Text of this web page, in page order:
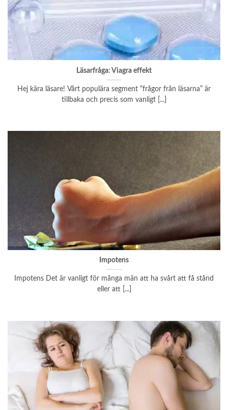
Läsarfråga: Viagra effekt
Hej kära läsare! Vårt populära segment “frågor från läsarna” är
tillbaka och precis som vanligt [...]
Impotens
Impotens Det är vanligt för många män att ha svårt att få stånd
eller att [...]